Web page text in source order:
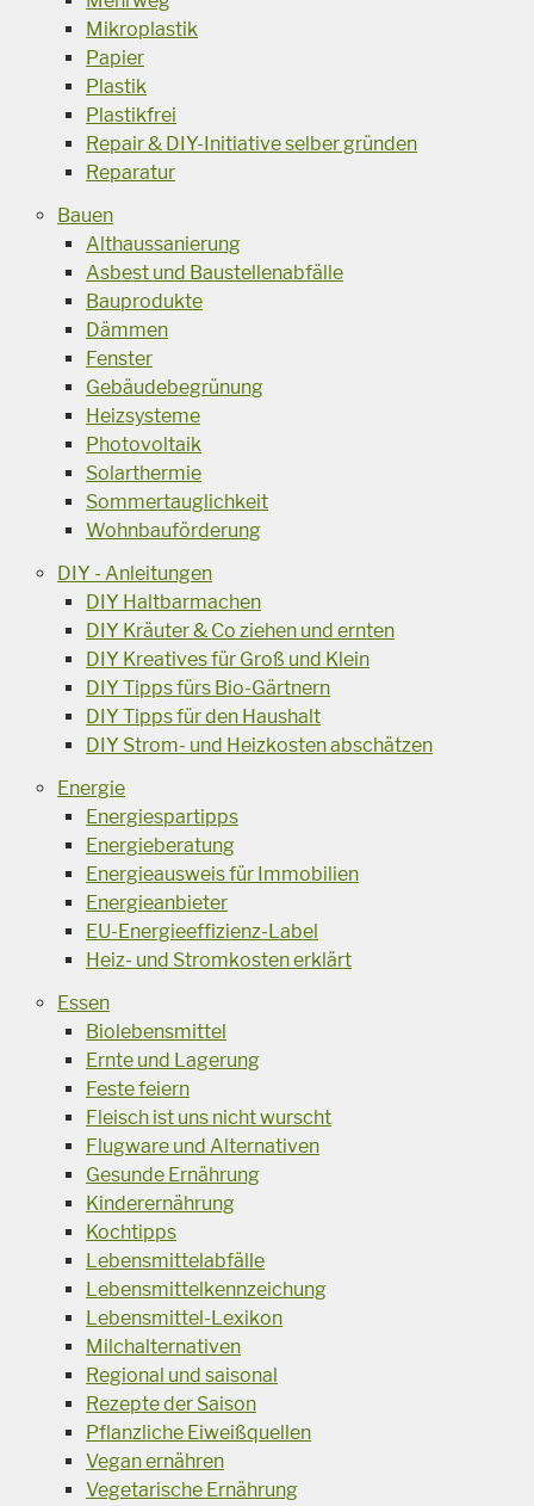
Mikroplastik
Papier
Plastik
Plastikfrei
Repair & DIY-Initiative selber gründen
Reparatur
Bauen
Althaussanierung
Asbest und Baustellenabfälle
Bauprodukte
Dämmen
Fenster
Gebäudebegrünung
Heizsysteme
Photovoltaik
Solarthermie
Sommertauglichkeit
Wohnbauförderung
DIY - Anleitungen
DIY Haltbarmachen
DIY Kräuter & Co ziehen und ernten
DIY Kreatives für Groß und Klein
DIY Tipps fürs Bio-Gärtnern
DIY Tipps für den Haushalt
DIY Strom- und Heizkosten abschätzen
Energie
Energiespartipps
Energieberatung
Energieausweis für Immobilien
Energieanbieter
EU-Energieeffizienz-Label
Heiz- und Stromkosten erklärt
Essen
Biolebensmittel
Ernte und Lagerung
Feste feiern
Fleisch ist uns nicht wurscht
Flugware und Alternativen
Gesunde Ernährung
Kinderernährung
Kochtipps
Lebensmittelabfälle
Lebensmittelkennzeichung
Lebensmittel-Lexikon
Milchalternativen
Regional und saisonal
Rezepte der Saison
Pflanzliche Eiweißquellen
Vegan ernähren
Vegetarische Ernährung